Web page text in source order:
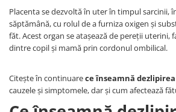
Ochelari de soare
Palarii protectie UV
Accesorii plaja
Somnul bebelusului
Placenta se dezvoltă în uter în timpul sarcinii,
săptămână, cu rolul de a furniza oxigen și
făt. Acest organ se atașează de pereții uterini,
dintre copil și mamă prin cordonul ombilical.
Citește în continuarece înseamnă
cauzele și simptomele, dar și cum afectează